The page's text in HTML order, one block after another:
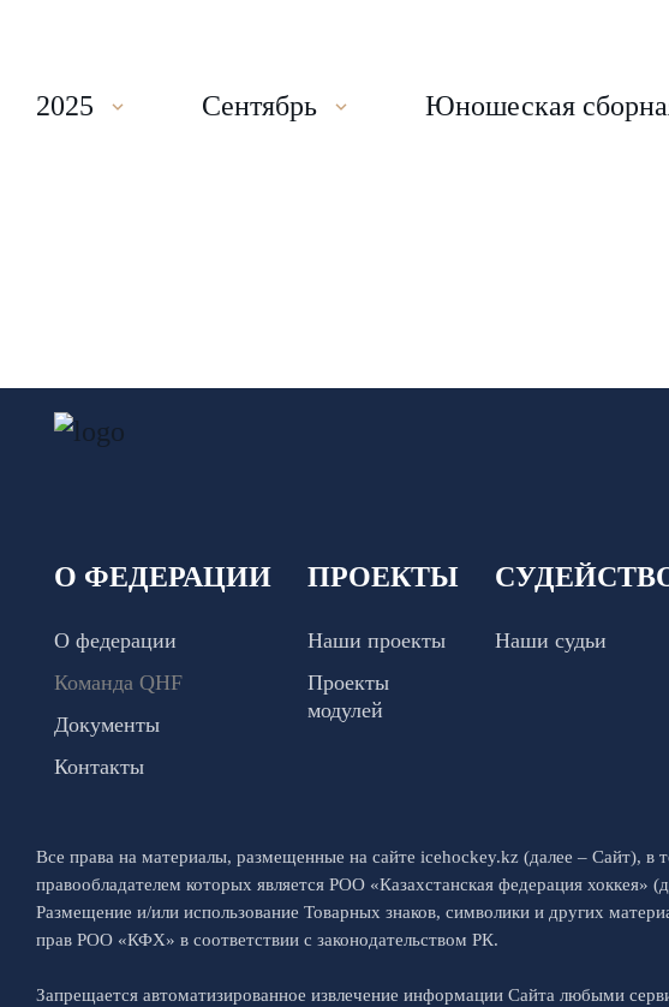
2025 Сентябрь Юношеская
О ФЕДЕРАЦИИ
О федерации
Команда QHF
Документы
Контакты
ПРОЕКТЫ
Наши проекты
Проекты
модулей
Наши судьи
Все права на материалы, размещенные на сайте icehockey.kz (далее – Сайт), в
правообладателем которых является РОО «Казахстанская федерация
Размещение и/или использование Товарных знаков, символики и других
прав РОО «КФХ» в соответствии с законодательством РК.
Запрещается автоматизированное извлечение информации Сайта любыми